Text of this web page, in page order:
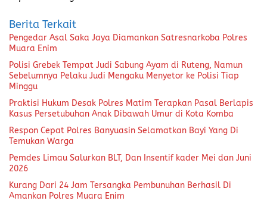
Berita Terkait
Pengedar Asal Saka Jaya Diamankan Satresnarkoba Polres
Muara Enim
Polisi Grebek Tempat Judi Sabung Ayam di Ruteng, Namun
Sebelumnya Pelaku Judi Mengaku Menyetor ke Polisi Tiap
Minggu
Praktisi Hukum Desak Polres Matim Terapkan Pasal Berlapis
Kasus Persetubuhan Anak Dibawah Umur di Kota Komba
Respon Cepat Polres Banyuasin Selamatkan Bayi Yang Di
Temukan Warga
Pemdes Limau Salurkan BLT, Dan Insentif kader Mei dan Juni
2026
Kurang Dari 24 Jam Tersangka Pembunuhan Berhasil Di
Amankan Polres Muara Enim